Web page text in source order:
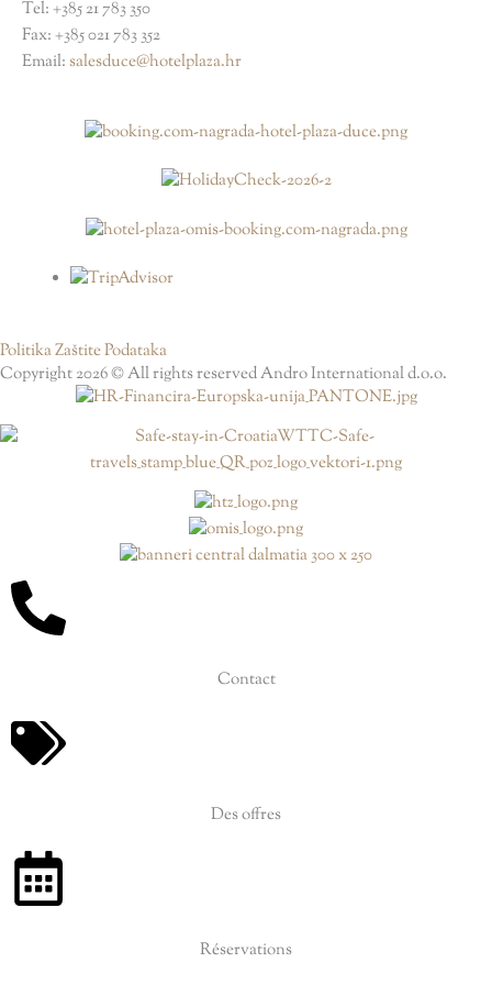
Tel: +385 21 783 350
Fax: +385 021 783 352
Email:salesduce@hotelplaza.hr
Politika Zaštite Podataka
Copyright 2026 © All rights reserved Andro International d.o.o.
Contact
Des offres
Réservations